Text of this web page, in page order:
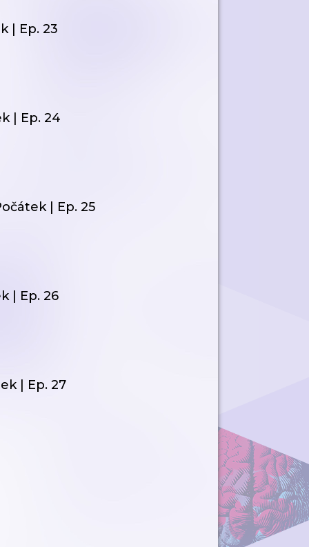
| Ep. 23
| Ep. 24
| Ep. 25
| Ep. 26
| Ep. 27